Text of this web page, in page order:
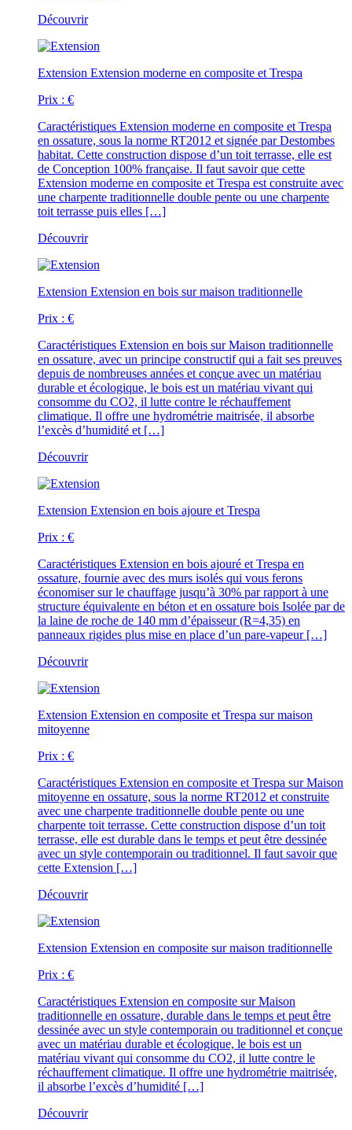
Découvrir
Extension Extension moderne en composite et Trespa
Prix : €
Caractéristiques Extension moderne en composite et Trespa
en ossature, sous la norme RT2012 et signée par Destombes
habitat. Cette construction dispose d’un toit terrasse, elle est
de Conception 100% française. Il faut savoir que cette
Extension moderne en composite et Trespa est construite avec
une charpente traditionnelle double pente ou une charpente
toit terrasse puis elles […]
Découvrir
Extension Extension en bois sur maison traditionnelle
Prix : €
Caractéristiques Extension en bois sur Maison traditionnelle
en ossature, avec un principe constructif qui a fait ses preuves
depuis de nombreuses années et conçue avec un matériau
durable et écologique, le bois est un matériau vivant qui
consomme du CO2, il lutte contre le réchauffement
climatique. Il offre une hydrométrie maitrisée, il absorbe
l’excès d’humidité et […]
Découvrir
Extension Extension en bois ajoure et Trespa
Prix : €
Caractéristiques Extension en bois ajouré et Trespa en
ossature, fournie avec des murs isolés qui vous ferons
économiser sur le chauffage jusqu’à 30% par rapport à une
structure équivalente en béton et en ossature bois Isolée par de
la laine de roche de 140 mm d’épaisseur (R=4,35) en
panneaux rigides plus mise en place d’un pare-vapeur […]
Découvrir
Extension Extension en composite et Trespa sur maison
mitoyenne
Prix : €
Caractéristiques Extension en composite et Trespa sur Maison
mitoyenne en ossature, sous la norme RT2012 et construite
avec une charpente traditionnelle double pente ou une
charpente toit terrasse. Cette construction dispose d’un toit
terrasse, elle est durable dans le temps et peut être dessinée
avec un style contemporain ou traditionnel. Il faut savoir que
cette Extension […]
Découvrir
Extension Extension en composite sur maison traditionnelle
Prix : €
Caractéristiques Extension en composite sur Maison
traditionnelle en ossature, durable dans le temps et peut être
dessinée avec un style contemporain ou traditionnel et conçue
avec un matériau durable et écologique, le bois est un
matériau vivant qui consomme du CO2, il lutte contre le
réchauffement climatique. Il offre une hydrométrie maitrisée,
il absorbe l’excès d’humidité […]
Découvrir